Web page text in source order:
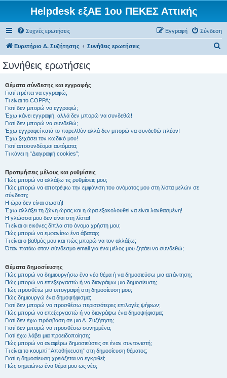
Helpdesk εξΑΕ 1ου ΠΕΚΕΣ Αττικής
Συχνές ερωτήσεις Σύνδεση
Εγγραφή
Ευρετήριο Δ. Συζήτησης Συνήθεις ερωτήσεις
Συνήθεις ερωτήσεις
Θέματα σύνδεσης και εγγραφής
Γιατί πρέπει να εγγραφώ;
Τι είναι το COPPA;
Γιατί δεν μπορώ να εγγραφώ;
Έχω κάνει εγγραφή, αλλά δεν μπορώ να συνδεθώ!
Γιατί δεν μπορώ να συνδεθώ;
Έχω εγγραφεί κατά το παρελθόν αλλά δεν μπορώ να συνδεθώ πλέον!
Έχω ξεχάσει τον κωδικό μου!
Γιατί αποσυνδέομαι αυτόματα;
Τι κάνει η “Διαγραφή cookies”;
Προτιμήσεις μέλους και ρυθμίσεις
Πώς μπορώ να αλλάξω τις ρυθμίσεις μου;
Πώς μπορώ να αποτρέψω την εμφάνιση του ονόματος μου στη λίστα μελών σε
σύνδεση;
Η ώρα δεν είναι σωστή!
Έχω αλλάξει τη ζώνη ώρας και η ώρα εξακολουθεί να είναι λανθασμένη!
Η γλώσσα μου δεν είναι στη λίστα!
Τι είναι οι εικόνες δίπλα στο όνομα χρήστη μου;
Πώς μπορώ να εμφανίσω ένα άβαταρ;
Τι είναι ο βαθμός μου και πώς μπορώ να τον αλλάξω;
Όταν πατάω στον σύνδεσμο email για ένα μέλος μου ζητάει να συνδεθώ;
Θέματα δημοσίευσης
Πώς μπορώ να δημιουργήσω ένα νέο θέμα ή να δημοσιεύσω μια απάντηση;
Πώς μπορώ να επεξεργαστώ ή να διαγράψω μια δημοσίευση;
Πώς προσθέτω μια υπογραφή στη δημοσίευση μου;
Πώς δημιουργώ ένα δημοψήφισμα;
Γιατί δεν μπορώ να προσθέσω περισσότερες επιλογές ψήφων;
Πώς μπορώ να επεξεργαστώ ή να διαγράψω ένα δημοψήφισμα;
Γιατί δεν έχω πρόσβαση σε μια Δ. Συζήτηση;
Γιατί δεν μπορώ να προσθέσω συνημμένα;
Γιατί έχω λάβει μια προειδοποίηση;
Πώς μπορώ να αναφέρω δημοσιεύσεις σε έναν συντονιστή;
Τι είναι το κουμπί “Αποθήκευση” στη δημοσίευση θέματος;
Γιατί η δημοσίευση χρειάζεται να εγκριθεί;
Πώς σημειώνω ένα θέμα μου ως νέο;